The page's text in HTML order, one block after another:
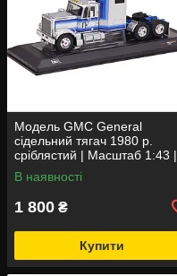
Модель GMC General
сідельний тягач 1980 р.
сріблястий | Масштаб 1:43 |
IXO Models
В наявності
1 800 ₴
Купити